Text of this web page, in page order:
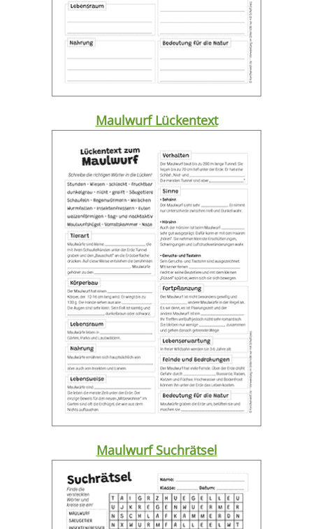
Maulwurf Lückentext
Maulwurf Suchrätsel